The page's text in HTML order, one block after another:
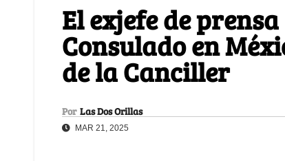
El exjefe de
Consulado en
de la Canciller
Por Las Dos Orillas
MAR 21, 2025